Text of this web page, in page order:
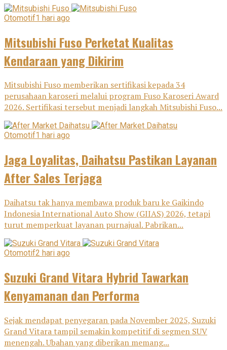
Otomotif1 hari ago
Mitsubishi Fuso Perketat Kualitas
Kendaraan yang Dikirim
Mitsubishi Fuso memberikan sertifikasi kepada 34
perusahaan karoseri melalui program Fuso Karoseri Award
2026. Sertifikasi tersebut menjadi langkah Mitsubishi Fuso...
Otomotif1 hari ago
Jaga Loyalitas, Daihatsu Pastikan Layanan
After Sales Terjaga
Daihatsu tak hanya membawa produk baru ke Gaikindo
Indonesia International Auto Show (GIIAS) 2026, tetapi
turut memperkuat layanan purnajual. Pabrikan...
Otomotif2 hari ago
Suzuki Grand Vitara Hybrid Tawarkan
Kenyamanan dan Performa
Sejak mendapat penyegaran pada November 2025, Suzuki
Grand Vitara tampil semakin kompetitif di segmen SUV
menengah. Ubahan yang diberikan memang...